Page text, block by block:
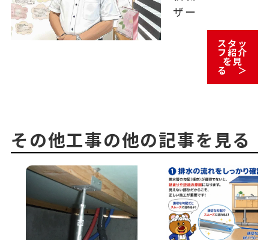
ザー
スタッ
フ紹介
を見
る ＞
その他工事の他の記事を見る